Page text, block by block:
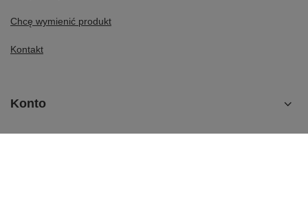
Chcę wymienić produkt
Kontakt
Konto